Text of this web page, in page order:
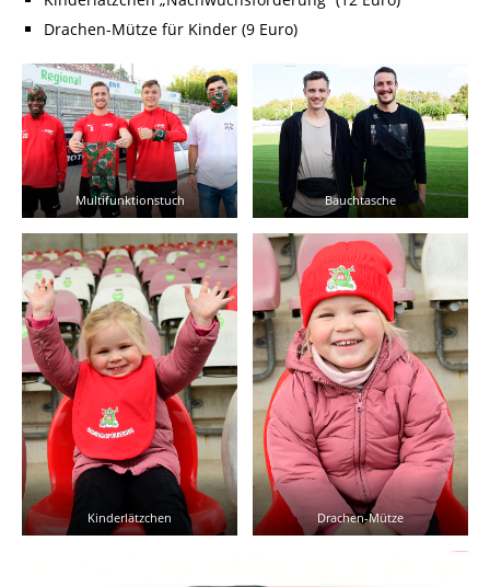
Drachen-Mütze für Kinder (9 Euro)
Multifunktionstuch Bauchtasche
Kinderlätzchen Drachen-Mütze